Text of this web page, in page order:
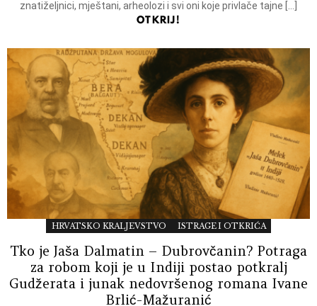
znatiželjnici, mještani, arheolozi i svi oni koje privlače tajne […]
OTKRIJ!
HRVATSKO KRALJEVSTVO ISTRAGE I OTKRIĆA
Tko je Jaša Dalmatin – Dubrovčanin? Potraga
za robom koji je u Indiji postao potkralj
Gudžerata i junak nedovršenog romana Ivane
Brlić-Mažuranić